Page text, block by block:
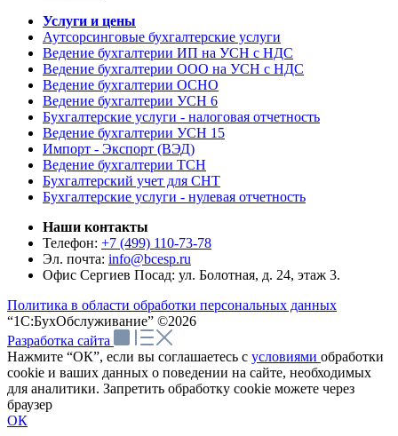
Услуги и цены
Аутсорсинговые бухгалтерские услуги
Ведение бухгалтерии ИП на УСН с НДС
Ведение бухгалтерии ООО на УСН с НДС
Ведение бухгалтерии ОСНО
Ведение бухгалтерии УСН 6
Бухгалтерские услуги - налоговая отчетность
Ведение бухгалтерии УСН 15
Импорт - Экспорт (ВЭД)
Ведение бухгалтерии ТСН
Бухгалтерский учет для СНТ
Бухгалтерские услуги - нулевая отчетность
Наши контакты
Телефон: +7 (499) 110-73-78
Эл. почта: info@bcesp.ru
Офис Сергиев Посад: ул. Болотная, д. 24, этаж 3.
Политика в области обработки персональных данных
“1С:БухОбслуживание” ©2026
Разработка сайта
Нажмите “ОК”, если вы соглашаетесь с условиями обработки
cookie и ваших данных о поведении на сайте, необходимых
для аналитики. Запретить обработку cookie можете через
браузер
ОК